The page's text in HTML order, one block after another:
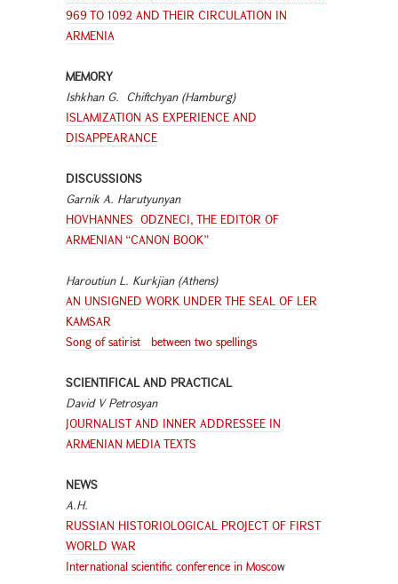
969 TO 1092 AND THEIR CIRCULATION IN
ARMENIA
MEMORY
Ishkhan G. Chiftchyan (Hamburg)
ISLAMIZATION AS EXPERIENCE AND
DISAPPEARANCE
DISCUSSIONS
Garnik A. Harutyunyan
HOVHANNES ODZNECI, THE EDITOR OF
ARMENIAN “CANON BOOK”
Haroutiun L. Kurkjian (Athens)
AN UNSIGNED WORK UNDER THE SEAL OF LER
KAMSAR
Song of satirist between two spellings
SCIENTIFICAL AND PRACTICAL
David V Petrosyan
JOURNALIST AND INNER ADDRESSEE IN
ARMENIAN MEDIA TEXTS
NEWS
A.H.
RUSSIAN HISTORIOLOGICAL PROJECT OF FIRST
WORLD WAR
International scientific conference in Moscow